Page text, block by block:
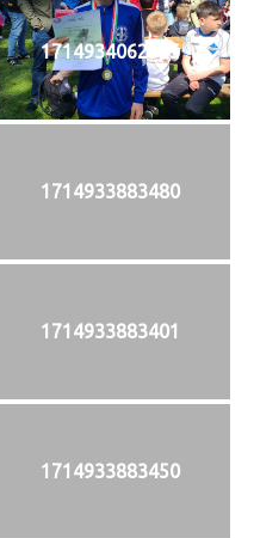
1714934062525
1714933883480
1714933883401
1714933883450